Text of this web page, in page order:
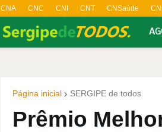
CNA CNC CNI CNT CNSaúde
Página inicial SERGIPE de todos
Prêmio